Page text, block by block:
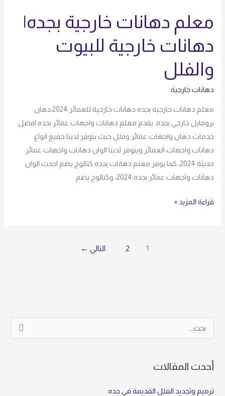
معلم دهانات خارجية بجده|
دهانات خارجية للبيوت
والفلل
دهانات خارجية
معلم دهانات خارجية بجده دهانات خارجية للعمائر 2024،دهان
بروفايل خارجي بجده، يقدم معلم دهانات واجهات عمائر بجده افضل
خدمات دهان واجهات عمائر وفلل حيث يتوفر لدينا جميع انواع
دهانات واجهات العمائر ويتوفر لدينا الوان دهانات واجهات عمائر
حديثة 2024، كما يوفر معلم دهانات بجده كتالوج يضم احدث الوان
دهانات واجهات عمائر بجده 2024، وكتالوج يضم
خارجية
دهانات
للبيوت
والفلل
قراءة المزيد »
1
2 التالي ←
ب
ث
أحدث المقالات
ترميم وتجديد الفلل القديمة في جده